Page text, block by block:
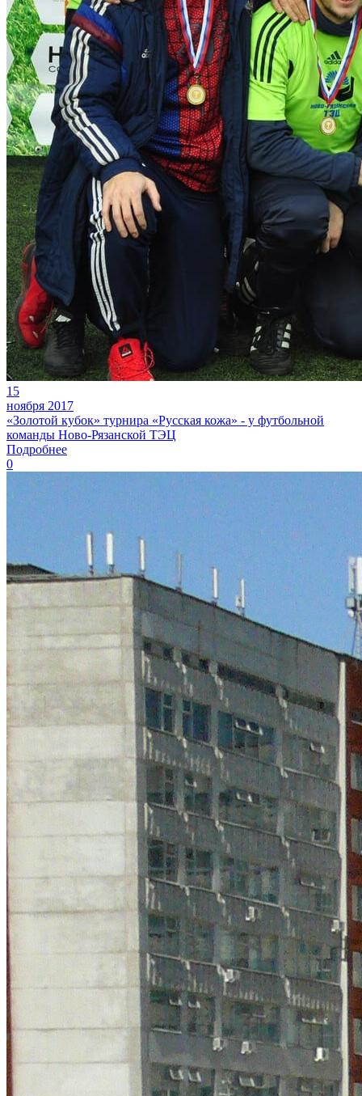
15
ноября 2017
«Золотой кубок» турнира «Русская кожа» - у футбольной
команды Ново-Рязанской ТЭЦ
Подробнее
0